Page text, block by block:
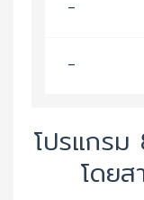
-
-
โปรแกร
โดย